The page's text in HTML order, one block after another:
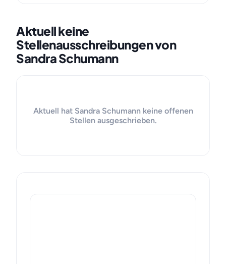
Aktuell keine
Stellenausschreibungen von
Sandra Schumann
Aktuell hat Sandra Schumann keine offenen
Stellen ausgeschrieben.